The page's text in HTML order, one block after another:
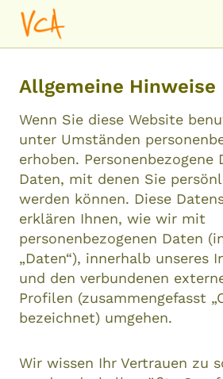
Zum
Inhalt
springen
Allgemeine Hinweise
Wenn Sie diese Website
unter Umständen
erhoben. Personenbezogene
Daten, mit denen Sie
werden können. Diese
erklären Ihnen, wie wir mit
personenbezogenen Daten
„Daten“), innerhalb unseres
und den verbundenen
Profilen (zusammengefasst
bezeichnet) umgehen.
Wir wissen Ihr Vertrauen zu